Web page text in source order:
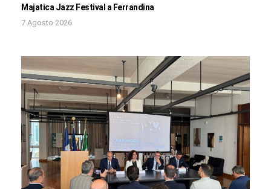
Majatica Jazz Festival a Ferrandina
7 Agosto 2026